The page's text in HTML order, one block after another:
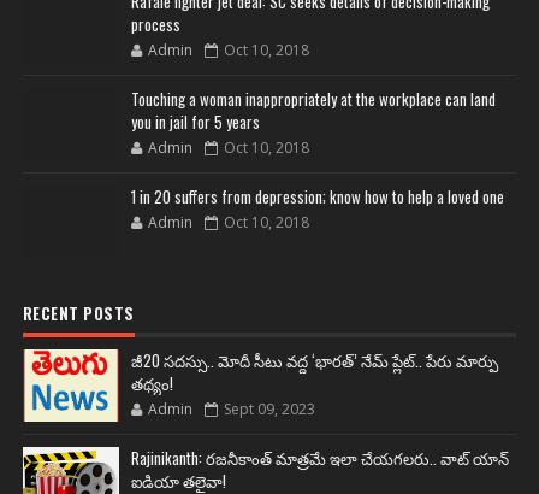
process
Admin Oct 10, 2018
Touching a woman inappropriately at the workplace can land
you in jail for 5 years
Admin Oct 10, 2018
1 in 20 suffers from depression; know how to help a loved one
Admin Oct 10, 2018
RECENT POSTS
జీ20 సదస్సు.. మోదీ సీటు వద్ద ‘భారత్’ నేమ్ ప్లేట్‌.. పేరు మార్పు
తథ్యం!
Admin Sept 09, 2023
Rajinikanth: రజనీకాంత్ మాత్రమే ఇలా చేయగలరు.. వాట్ యాన్
ఐడియా తలైవా!